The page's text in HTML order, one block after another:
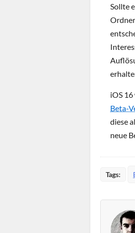
Sollte
iOS
Beta-
diese
neue
Tags: